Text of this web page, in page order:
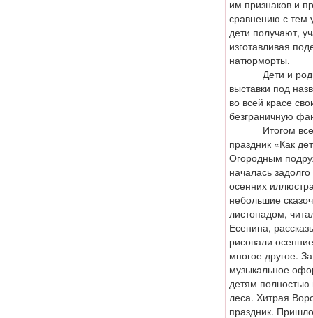
им признаков и
сравнению с тем
дети получают,
изготавливая
натюрморты.
Дети и
выставки под
во всей красе
безграничную
Итогом всей
праздник «Как
Огородным
началась
осенних
небольшие
листопадом,
Есенина,
рисовали
многое другое.
музыкальное
детям полностью
леса. Хитрая
праздник.